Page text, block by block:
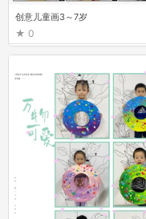
创意儿童画3～7岁
0